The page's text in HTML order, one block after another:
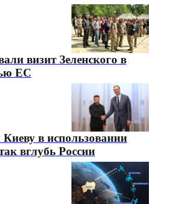
визит Зеленского в
ЕС
в использовании
вглубь России